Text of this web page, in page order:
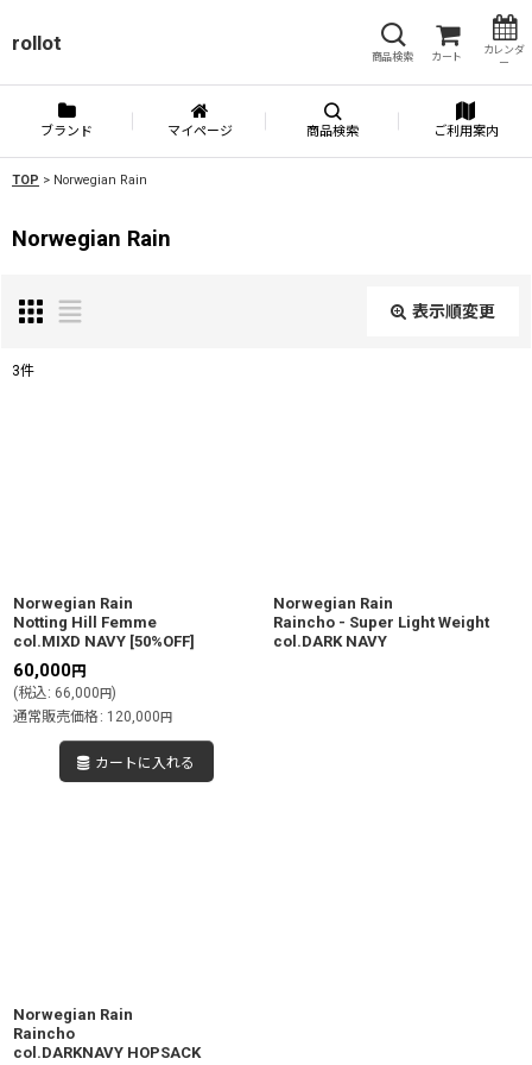
rollot
商品検索 カート
カレンダ
ー
ブランド マイページ 商品検索 ご利用案内
TOP > Norwegian Rain
Norwegian Rain
表示順変更
3件
Norwegian Rain
Notting Hill Femme
col.MIXD NAVY [50%OFF]
60,000円
(税込: 66,000円)
通常販売価格 : 120,000円
カートに入れる
Norwegian Rain
Raincho - Super Light Weight
col.DARK NAVY
Norwegian Rain
Raincho
col.DARKNAVY HOPSACK